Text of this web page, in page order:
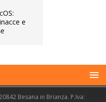
e
Besana in Brianza. P.Iva: